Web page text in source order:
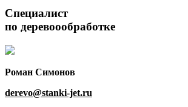
Специалист
по деревоообработке
Роман Симонов
derevo@stanki-jet.ru